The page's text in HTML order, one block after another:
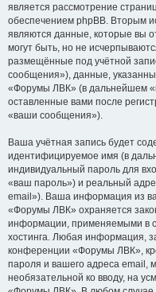
является рассмотрение
обеспечением phpBB. Вторым
являются данные, которые вы
могут быть, но не
размещённые под учётной
сообщения»), данные,
«Форумы ЛВК» (в дальнейшем
оставленные вами после
«ваши сообщения»).
Ваша учётная запись будет
идентифицируемое имя (в
индивидуальный пароль для
«ваш пароль») и реальный
email»). Ваша информация из
«Форумы ЛВК» охраняется
информации, применяемыми в
хостинга. Любая информация,
конференции «Форумы ЛВК»,
пароля и вашего адреса email,
необязательной ко вводу, на